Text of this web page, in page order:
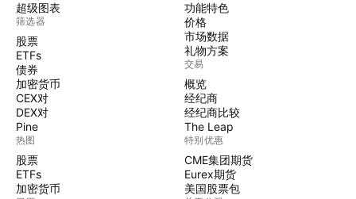
超级图表
筛选器
股票
ETFs
债券
加密货币
CEX对
DEX对
Pine
热图
股票
ETFs
加密货币
功能特色
价格
市场数据
礼物方案
交易
概览
经纪商
经纪商比较
The Leap
特别优惠
CME集团期货
Eurex期货
美国股票包